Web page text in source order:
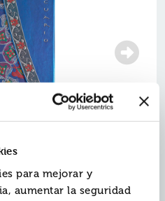
para mejorar y
aumentar la seguridad